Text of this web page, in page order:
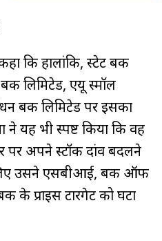
कि हालांकि, स्टेट बैंक
लिमिटेड, एयू स्मॉल
बैंक लिमिटेड पर इसका
ने यह भी स्पष्ट किया कि वह
पर अपने स्टॉक दांव बदलने
उसने एसबीआई, बैंक ऑफ
के प्राइस टारगेट को घटा